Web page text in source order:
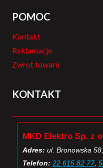
POMOC
Kontakt
Reklamacje
Zwrot towaru
KONTAKT
MKD Elektro Sp. z
Adres: ul. Bronowska
Telefon: 22 615 82 77,